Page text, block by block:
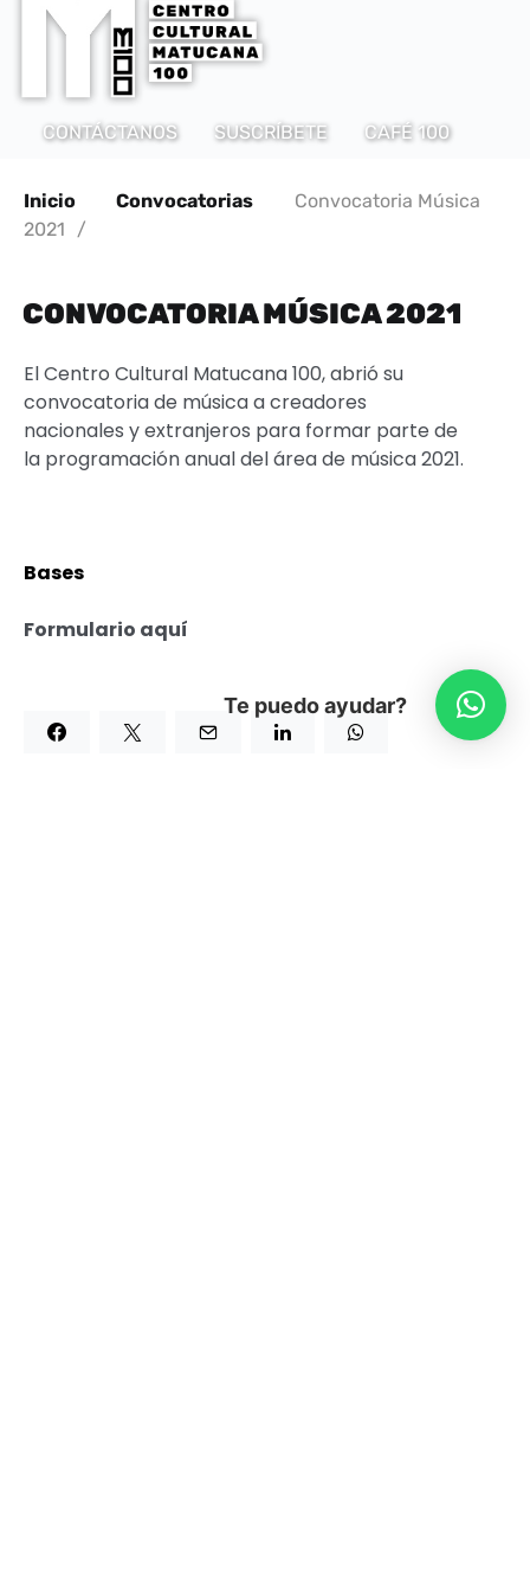
CONTÁCTANOS SUSCRÍBETE CAFÉ 100
Inicio Convocatorias
Convocatoria Música
2021
/
CONVOCATORIA MÚSICA 2021
El Centro Cultural Matucana 100, abrió su
convocatoria de música a creadores
nacionales y extranjeros para formar parte de
la programación anual del área de música 2021.
Bases
Formulario aquí
Te puedo ayudar?